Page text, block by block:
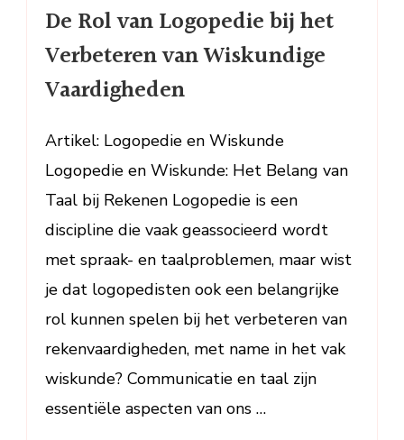
De Rol van Logopedie bij het
Verbeteren van Wiskundige
Vaardigheden
Artikel: Logopedie en Wiskunde
Logopedie en Wiskunde: Het Belang van
Taal bij Rekenen Logopedie is een
discipline die vaak geassocieerd wordt
met spraak- en taalproblemen, maar wist
je dat logopedisten ook een belangrijke
rol kunnen spelen bij het verbeteren van
rekenvaardigheden, met name in het vak
wiskunde? Communicatie en taal zijn
essentiële aspecten van ons …